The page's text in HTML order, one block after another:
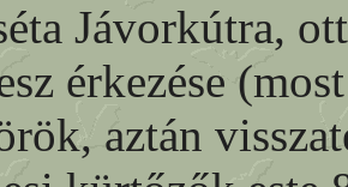
Jávorkútra,
érkezése
aztán